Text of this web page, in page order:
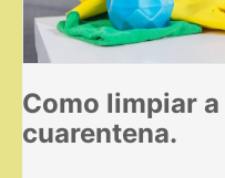
Como limpiar
cuarentena.